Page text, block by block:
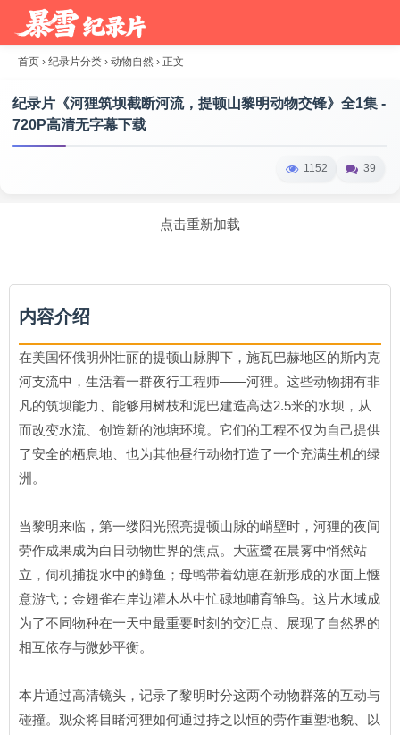
首页 › 纪录片分类 › 动物自然 › 正文
纪录片《河狸筑坝截断河流，提顿山黎明动物交锋》全1集 -
720P高清无字幕下载
1152 39
点击重新加载
内容介绍
在美国怀俄明州壮丽的提顿山脉脚下，施瓦巴赫地区的斯内克
河支流中，生活着一群夜行工程师——河狸。这些动物拥有非
凡的筑坝能力、能够用树枝和泥巴建造高达2.5米的水坝，从
而改变水流、创造新的池塘环境。它们的工程不仅为自己提供
了安全的栖息地、也为其他昼行动物打造了一个充满生机的绿
洲。
当黎明来临，第一缕阳光照亮提顿山脉的峭壁时，河狸的夜间
劳作成果成为白日动物世界的焦点。大蓝鹭在晨雾中悄然站
立，伺机捕捉水中的鳟鱼；母鸭带着幼崽在新形成的水面上惬
意游弋；金翅雀在岸边灌木丛中忙碌地哺育雏鸟。这片水域成
为了不同物种在一天中最重要时刻的交汇点、展现了自然界的
相互依存与微妙平衡。
本片通过高清镜头，记录了黎明时分这两个动物群落的互动与
碰撞。观众将目睹河狸如何通过持之以恒的劳作重塑地貌、以